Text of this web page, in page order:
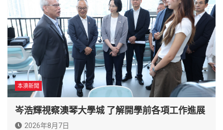
本澳新聞
岑浩輝視察澳琴大學城 了解開學前各項工作進展
2026年8月7日